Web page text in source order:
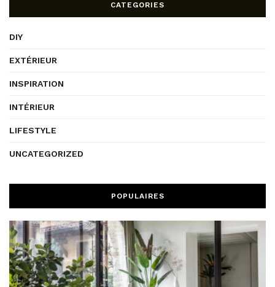
CATEGORIES
DIY
EXTÉRIEUR
INSPIRATION
INTÉRIEUR
LIFESTYLE
UNCATEGORIZED
POPULAIRES